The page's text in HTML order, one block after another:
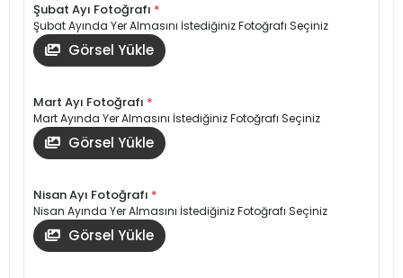
Şubat Ayı Fotoğrafı *
Şubat Ayında Yer Almasını İstediğiniz Fotoğrafı Seçiniz
Görsel Yükle
Mart Ayı Fotoğrafı *
Mart Ayında Yer Almasını İstediğiniz Fotoğrafı Seçiniz
Görsel Yükle
Nisan Ayı Fotoğrafı *
Nisan Ayında Yer Almasını İstediğiniz Fotoğrafı Seçiniz
Görsel Yükle